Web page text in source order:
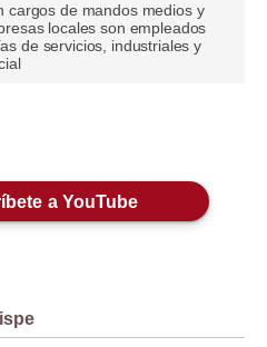
cargos de mandos medios y
locales son empleados
de servicios, industriales y
a YouTube